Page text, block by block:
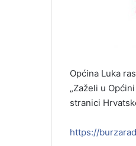
Općina Luka
„Zaželi u
stranici
https://